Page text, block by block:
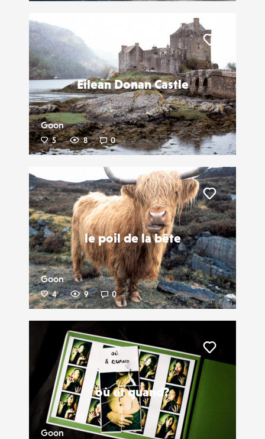
Eilean Donan Castle
Goon
5 8 0
le poil de la bête
Goon
4 9 0
Liker
où et quand?
Goon